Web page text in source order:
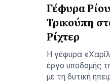
Γέφυρα
Τρικούπη
Ρίχτερ
Η γέφυρα
έργο υποδομής
με τη δυτική